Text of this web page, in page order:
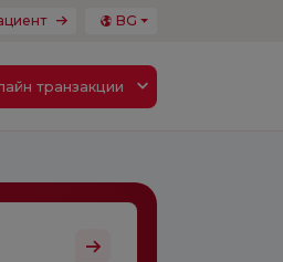
BG
транзакции